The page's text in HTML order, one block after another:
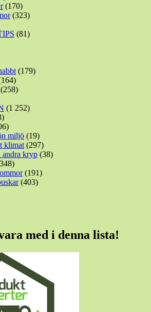
(170)
(323)
(81)
(179)
(258)
(1 252)
miljö (19)
klimat(297)
andra kryp (38)
(191)
(403)
med i denna lista!